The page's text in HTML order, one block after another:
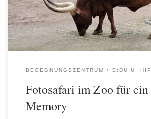
Tablets zum Ausflug mitbringen […]
BEGEGNUNGSZENTRUM E:DU U.
Fotosafari im Zoo für
Memory